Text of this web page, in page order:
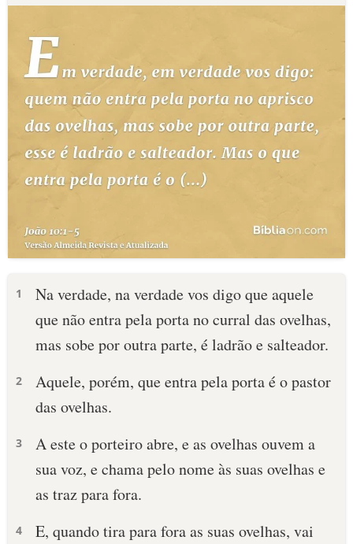
1
Na verdade, na verdade vos digo que aquele
que não entra pela porta no curral das ovelhas,
mas sobe por outra parte, é ladrão e salteador.
2
Aquele, porém, que entra pela porta é o pastor
das ovelhas.
3
A este o porteiro abre, e as ovelhas ouvem a
sua voz, e chama pelo nome às suas ovelhas e
as traz para fora.
4
E, quando tira para fora as suas ovelhas, vai